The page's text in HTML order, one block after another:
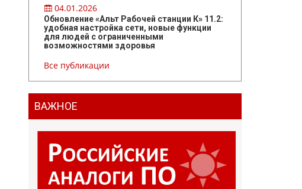
04.01.2026
Обновление «Альт Рабочей станции К» 11.2:
удобная настройка сети, новые функции
для людей с ограниченными
возможностями здоровья
Все публикации
ВАЖНОЕ